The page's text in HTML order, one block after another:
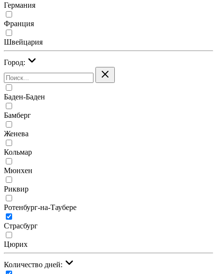
Германия
Франция
Швейцария
Город:
Баден-Баден
Бамберг
Женева
Кольмар
Мюнхен
Риквир
Ротенбург-на-Таубере
Страсбург
Цюрих
Количество дней: